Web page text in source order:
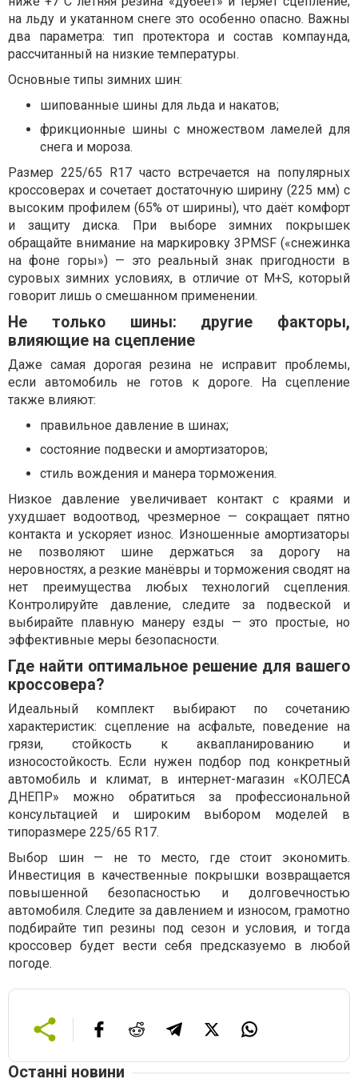
на льду и укатанном снеге это особенно опасно. Важны
два параметра: тип протектора и состав компаунда,
рассчитанный на низкие температуры.
Основные типы зимних шин:
шипованные шины для льда и накатов;
фрикционные шины с множеством ламелей для
снега и мороза.
Размер 225/65 R17 часто встречается на популярных
кроссоверах и сочетает достаточную ширину (225 мм) с
высоким профилем (65% от ширины), что даёт комфорт
и защиту диска. При выборе зимних покрышек
обращайте внимание на маркировку 3PMSF («снежинка
на фоне горы») — это реальный знак пригодности в
суровых зимних условиях, в отличие от M+S, который
говорит лишь о смешанном применении.
Не только шины: другие факторы,
влияющие на сцепление
Даже самая дорогая резина не исправит проблемы,
если автомобиль не готов к дороге. На сцепление
также влияют:
правильное давление в шинах;
состояние подвески и амортизаторов;
стиль вождения и манера торможения.
Низкое давление увеличивает контакт с краями и
ухудшает водоотвод, чрезмерное — сокращает пятно
контакта и ускоряет износ. Изношенные амортизаторы
не позволяют шине держаться за дорогу на
неровностях, а резкие манёвры и торможения сводят на
нет преимущества любых технологий сцепления.
Контролируйте давление, следите за подвеской и
выбирайте плавную манеру езды — это простые, но
эффективные меры безопасности.
Где найти оптимальное решение для вашего
кроссовера?
Идеальный комплект выбирают по сочетанию
характеристик: сцепление на асфальте, поведение на
грязи, стойкость к аквапланированию и
износостойкость. Если нужен подбор под конкретный
автомобиль и климат, в интернет-магазин «КОЛЕСА
ДНЕПР» можно обратиться за профессиональной
консультацией и широким выбором моделей в
типоразмере 225/65 R17.
Выбор шин — не то место, где стоит экономить.
Инвестиция в качественные покрышки возвращается
повышенной безопасностью и долговечностью
автомобиля. Следите за давлением и износом, грамотно
подбирайте тип резины под сезон и условия, и тогда
кроссовер будет вести себя предсказуемо в любой
погоде.
Останні новини